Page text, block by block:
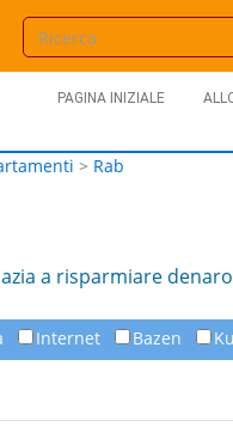
PAGINA INIZIALE
> Rab
a risparmiare
Internet Bazen